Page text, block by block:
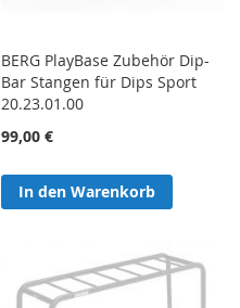
BERG PlayBase Zubehör Dip-
Bar Stangen für Dips Sport
20.23.01.00
99,00 €
In den Warenkorb